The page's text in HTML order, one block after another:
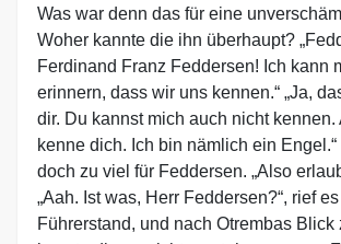
Was war denn das für eine
Woher kannte die ihn überhaupt?
Ferdinand Franz Feddersen! Ich kann
erinnern, dass wir uns kennen.“ „Ja,
dir. Du kannst mich auch nicht kennen.
kenne dich. Ich bin nämlich ein
doch zu viel für Feddersen. „Also
„Aah. Ist was, Herr Feddersen?“, rief
Führerstand, und nach Otrembas Blick